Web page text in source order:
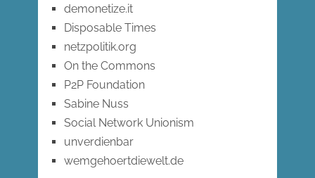
demonetize.it
Disposable Times
netzpolitik.org
On the Commons
P2P Foundation
Sabine Nuss
Social Network Unionism
unverdienbar
wemgehoertdiewelt.de